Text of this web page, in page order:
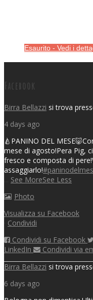
Esaurito - Vedi i
Facebook
Birra Bellazzi si trova
4 days ago
🍐PANINO DEL MESE🐷
mese di agosto!Pera Pig,
fresco e composta di pere!
assaggiarlo!
See MoreSee Less
Photo
Visualizza su Facebook
Condividi
Condividi su Facebook
LinkedIn
Condividi via
Birra Bellazzi si trova
6 days ago